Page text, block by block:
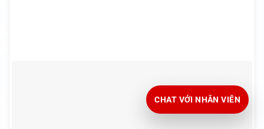
CHAT VỚI NHÂN VIÊN